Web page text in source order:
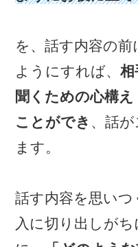
を、話す内容の前
ようにすれば、相
聞くための心構
ことができ 、話
ます。
話す内容を思い
入に切り出しが